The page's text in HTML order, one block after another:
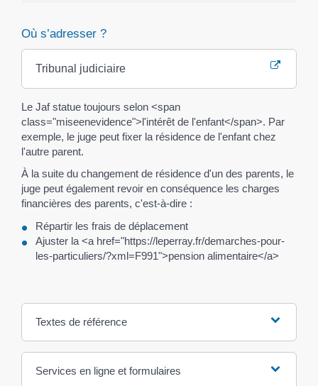
Où s’adresser ?
Tribunal judiciaire
Le Jaf statue toujours selon <span
class="miseenevidence">l'intérêt de l'enfant</span>. Par
exemple, le juge peut fixer la résidence de l'enfant chez
l'autre parent.
À la suite du changement de résidence d'un des parents, le
juge peut également revoir en conséquence les charges
financières des parents, c'est-à-dire :
Répartir les frais de déplacement
Ajuster la <a href="https://leperray.fr/demarches-pour-
les-particuliers/?xml=F991">pension alimentaire</a>
Textes de référence
Services en ligne et formulaires